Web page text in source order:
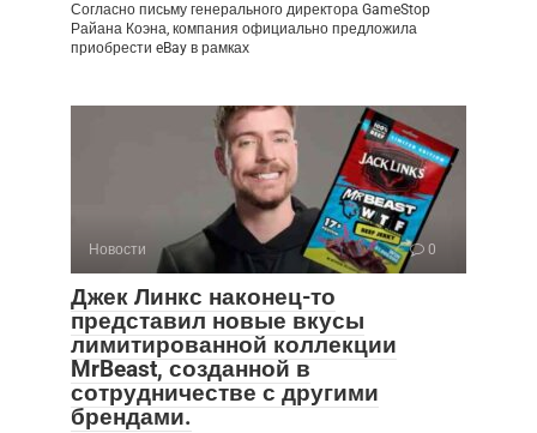
Согласно письму генерального директора GameStop
Райана Коэна, компания официально предложила
приобрести eBay в рамках
Новости 0
Джек Линкс наконец-то
представил новые вкусы
лимитированной коллекции
MrBeast, созданной в
сотрудничестве с другими
брендами.